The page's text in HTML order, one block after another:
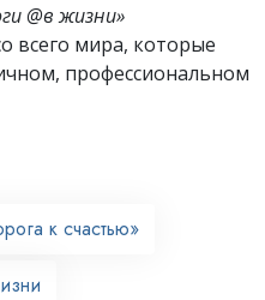
@в жизни»
всего мира, которые
профессиональном
к счастью»